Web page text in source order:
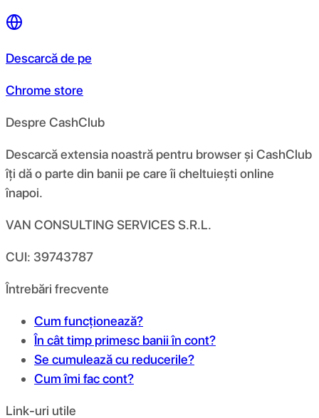
Descarcă de pe
Chrome store
Despre CashClub
Descarcă extensia noastră pentru browser și CashClub
îți dă o parte din banii pe care îi cheltuiești online
înapoi.
VAN CONSULTING SERVICES S.R.L.
CUI: 39743787
Întrebări frecvente
Cum funcționează?
În cât timp primesc banii în cont?
Se cumulează cu reducerile?
Cum îmi fac cont?
Link-uri utile